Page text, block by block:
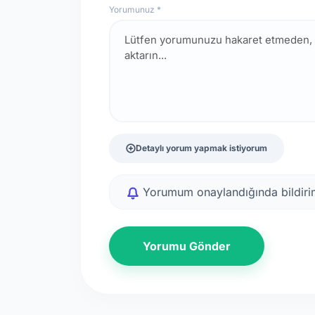
Yorumunuz *
Detaylı yorum yapmak istiyorum
Yorumum onaylandığında
Yorumu Gönder